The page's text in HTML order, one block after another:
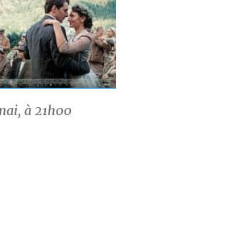
à 21h00